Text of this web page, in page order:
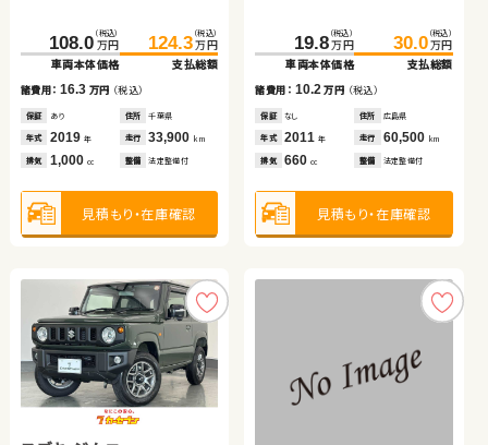
108.0 （税込）
万円
車両本体価格
124.3 （税込）
万円
支払総額
諸費用：16.3 万円 （税込）
保証 あり 住所 千葉県
年式 2019 年 走行 33,900 km
排気 1,000 cc 整備 法定整備付
見積もり・在庫確認
19.8 （税込）
万円
車両本体価格
30.0 （税込）
万円
支払総額
諸費用： 10.2 万円 （税込）
保証 なし 住所 広島県
年式 2011年 走行 60,500 km
排気 660cc 整備 法定整備付
見積もり・在庫確認
72.0 （税込）
万円
車両本体価格
85.9 （税込）
万円
支払総額
諸費用：13.9 万円 （税込）
保証 あり 住所 岩手県
年式 2012 年 走行 79,700 km
排気 2,000 cc 整備 法定整備付
見積もり・在庫確認
ホンダ フリード ハイブリ
ッド
219.0万円
車両本体価格
諸費用：10.8万円 （税込）
保証 なし 住所 愛知県
排気 1,500cc 整備 なし
119.8 （税込）
万円
車両本体価格
132.9 （税込）
万円
支払総額
諸費用：13.1 万円 （税込）
保証 あり 住所 鹿児島県
年式 2012 年 走行 62,200 km
排気 2,400 cc 整備 法定整備付
見積もり・在庫確認
149.7 （税込）
万円
車両本体価格
158.5 （税込）
万円
支払総額
諸費用： 8.8万円（税込）
保証 なし 住所 岡山県
年式 2014年 走行 89,800 km
排気 2,400 整備 法定整備付
見積もり・在庫確認